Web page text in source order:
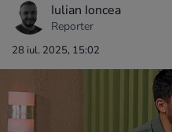
Iulian Ioncea
Reporter
28 iul. 2025, 15:02